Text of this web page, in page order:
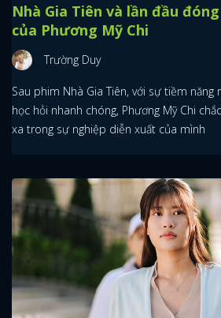
Nhà Gia Tiên và lần đầu
của Phương Mỹ Chi
Trường Duy
Sau phim Nhà Gia Tiên, với sự tiềm năng
học hỏi nhanh chóng, Phương Mỹ Chi
xa trong sự nghiệp diễn xuất của mình